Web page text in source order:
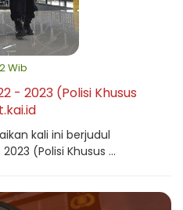
Wib
- 2023 (Polisi Khusus
kali ini berjudul
(Polisi Khusus ...